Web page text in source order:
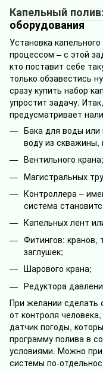
Капельный
оборудования
Установка
процессом – с этой
кто поставит себе
только обзавестись
сразу купить набор
упростит задачу.
предусматривает
Бака для воды или
воду из скважины,
Вентильного крана;
Магистральных
Контроллера –
система
Капельных лент
Фитингов: кранов,
заглушек;
Шарового крана;
Редуктора
При желании сделать
от контроля
датчик погоды,
программу полива в
условиями. Можно
системы по-